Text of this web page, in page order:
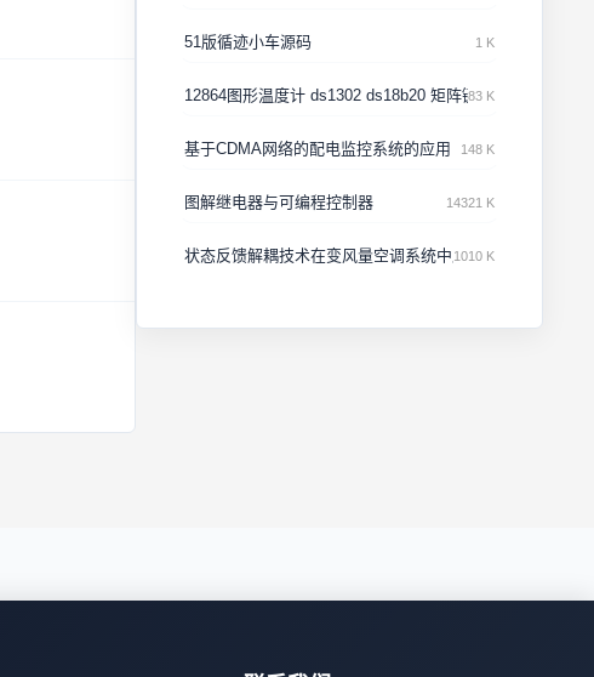
51版循迹小车源码 1 K
12864图形温度计 ds1302 ds18b20 矩阵键盘
83 K
基于CDMA网络的配电监控系统的应用 148 K
图解继电器与可编程控制器 14321 K
状态反馈解耦技术在变风量空调系统中应用
1010 K